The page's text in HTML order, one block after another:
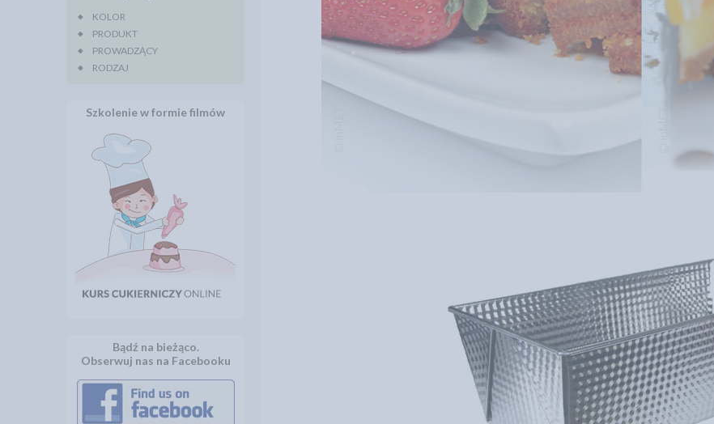
KOLOR
PRODUKT
PROWADZĄCY
RODZAJ
Szkolenie w formie filmów
Bądź na bieżąco.
Obserwuj nas na Facebooku